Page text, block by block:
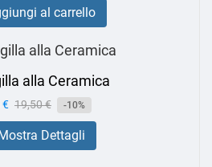
al carrello
alla Ceramica
€ Prezzo
base
19,50 € -10%
Mostra Dettagli